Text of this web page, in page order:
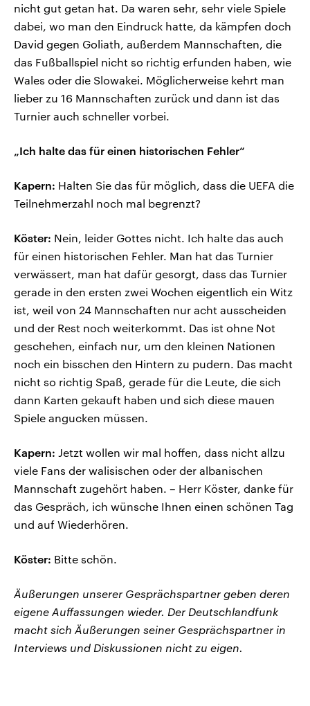
nicht gut getan hat. Da waren sehr, sehr viele Spiele
dabei, wo man den Eindruck hatte, da kämpfen doch
David gegen Goliath, außerdem Mannschaften, die
das Fußballspiel nicht so richtig erfunden haben, wie
Wales oder die Slowakei. Möglicherweise kehrt man
lieber zu 16 Mannschaften zurück und dann ist das
Turnier auch schneller vorbei.
„Ich halte das für einen historischen Fehler“
Kapern: Halten Sie das für möglich, dass die UEFA die
Teilnehmerzahl noch mal begrenzt?
Köster: Nein, leider Gottes nicht. Ich halte das auch
für einen historischen Fehler. Man hat das Turnier
verwässert, man hat dafür gesorgt, dass das Turnier
gerade in den ersten zwei Wochen eigentlich ein Witz
ist, weil von 24 Mannschaften nur acht ausscheiden
und der Rest noch weiterkommt. Das ist ohne Not
geschehen, einfach nur, um den kleinen Nationen
noch ein bisschen den Hintern zu pudern. Das macht
nicht so richtig Spaß, gerade für die Leute, die sich
dann Karten gekauft haben und sich diese mauen
Spiele angucken müssen.
Kapern: Jetzt wollen wir mal hoffen, dass nicht allzu
viele Fans der walisischen oder der albanischen
Mannschaft zugehört haben. – Herr Köster, danke für
das Gespräch, ich wünsche Ihnen einen schönen Tag
und auf Wiederhören.
Köster: Bitte schön.
Äußerungen unserer Gesprächspartner geben deren
eigene Auffassungen wieder. Der Deutschlandfunk
macht sich Äußerungen seiner Gesprächspartner in
Interviews und Diskussionen nicht zu eigen.